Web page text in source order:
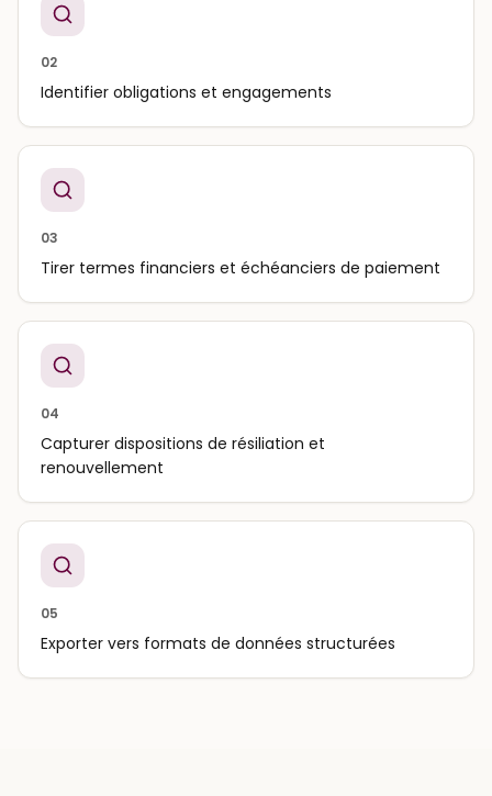
02
Identifier obligations et engagements
03
Tirer termes financiers et échéanciers de paiement
04
Capturer dispositions de résiliation et
renouvellement
05
Exporter vers formats de données structurées